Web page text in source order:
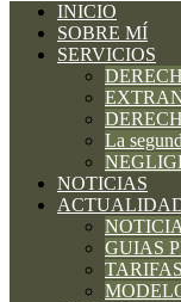
INICIO
SOBRE MÍ
SERVICIOS
La
NOTICIAS
GUIAS